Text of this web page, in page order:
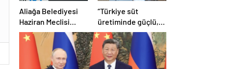
Aliağa Belediyesi
Haziran Meclisi
Toplanıyor
“Türkiye süt
üretiminde güçlü,
ama tüketimde
bilinç şart”